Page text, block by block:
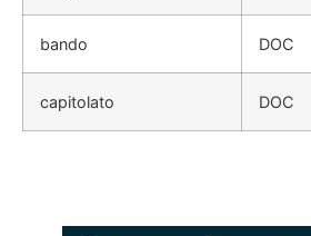
bando DOC
capitolato DOC